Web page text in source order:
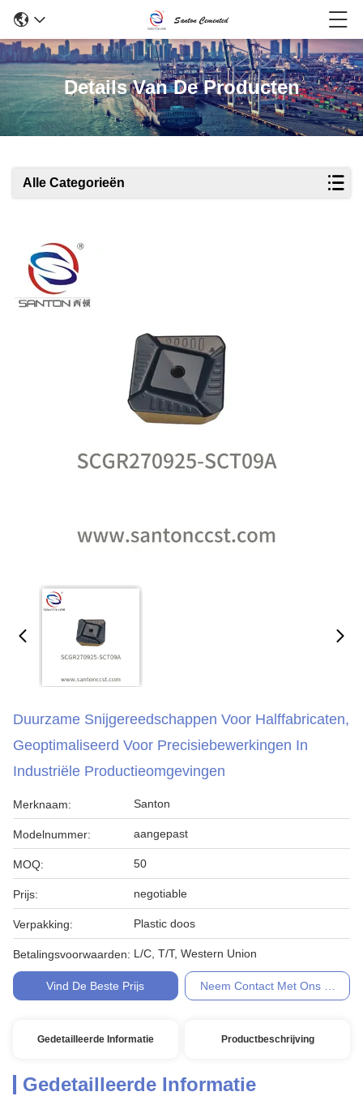
Details Van De Producten
Alle Categorieën
Duurzame Snijgereedschappen Voor Halffabricaten,
Geoptimaliseerd Voor Precisiebewerkingen In
Industriële Productieomgevingen
Merknaam: Santon
Modelnummer: aangepast
MOQ: 50
Prijs: negotiable
Verpakking: Plastic doos
Betalingsvoorwaarden: L/C, T/T, Western Union
Vind De Beste Prijs Neem Contact Met Ons Op
Gedetailleerde Informatie Productbeschrijving
Gedetailleerde Informatie